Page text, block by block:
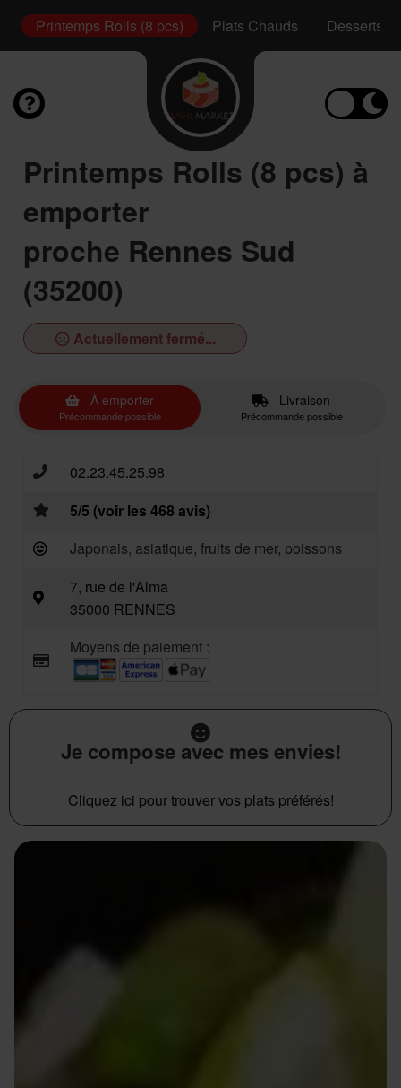
Printemps Rolls (8 pcs) Plats Chauds Desserts
Printemps Rolls (8 pcs) à
emporter
proche Rennes Sud
(35200)
Actuellement fermé...
À emporter
Précommande possible
Livraison
Précommande possible
02.23.45.25.98
5/5 (voir les 468 avis)
Japonais, asiatique, fruits de mer, poissons
7, rue de l'Alma
35000 RENNES
Moyens de paiement :
Je compose avec mes envies!
Cliquez ici pour trouver vos plats préférés!